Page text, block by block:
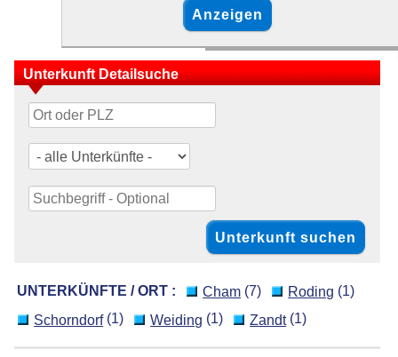
Unterkunft Detailsuche
UNTERKÜNFTE / ORT : Cham (7) Roding (1)
Schorndorf(1) Weiding (1) Zandt(1)